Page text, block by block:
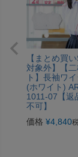
【まとめ買
対象外】【
ト】長袖ワ
(ホワイト)
1011-07【返
不可】
価格 ¥4,840